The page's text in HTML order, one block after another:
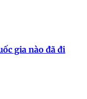
gia nào đã đi